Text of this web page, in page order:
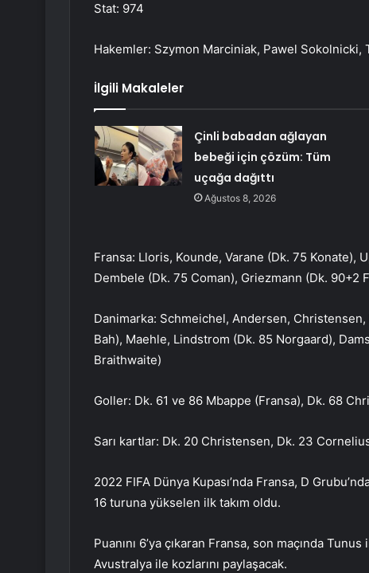
Stat: 974
Hakemler: Szymon Marciniak, Pawel Sokolnicki,
İlgili Makaleler
Çinli babadan ağlayan
bebeği için çözüm: Tüm
uçağa dağıttı
Ağustos 8, 2026
Fransa: Lloris, Kounde, Varane (Dk. 75 Konate),
Dembele (Dk. 75 Coman), Griezmann (Dk. 90+2
Danimarka: Schmeichel, Andersen,
Bah), Maehle, Lindstrom (Dk. 85 Norgaard),
Braithwaite)
Goller: Dk. 61 ve 86 Mbappe (Fransa), Dk. 68
Sarı kartlar: Dk. 20 Christensen, Dk. 23
2022 FIFA Dünya Kupası’nda Fransa, D
16 turuna yükselen ilk takım oldu.
Puanını 6’ya çıkaran Fransa, son maçında
Avustralya ile kozlarını paylaşacak.